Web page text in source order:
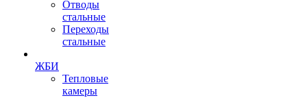
Отводы
стальные
Переходы
стальные
ЖБИ
Тепловые
камеры